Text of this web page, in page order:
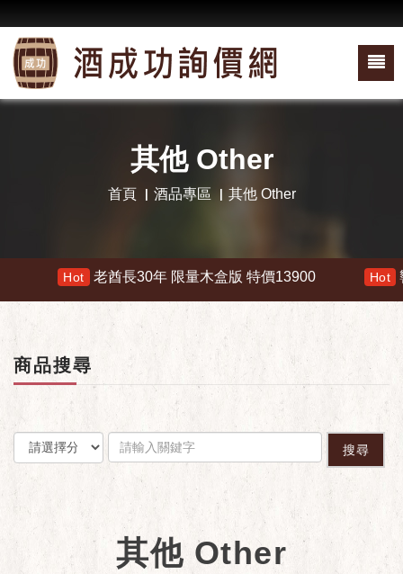
其他 Other
首頁 酒品專區 其他 Other
老酋長30年 限量木盒版 特價13900 響
商品搜尋
搜尋
其他 Other